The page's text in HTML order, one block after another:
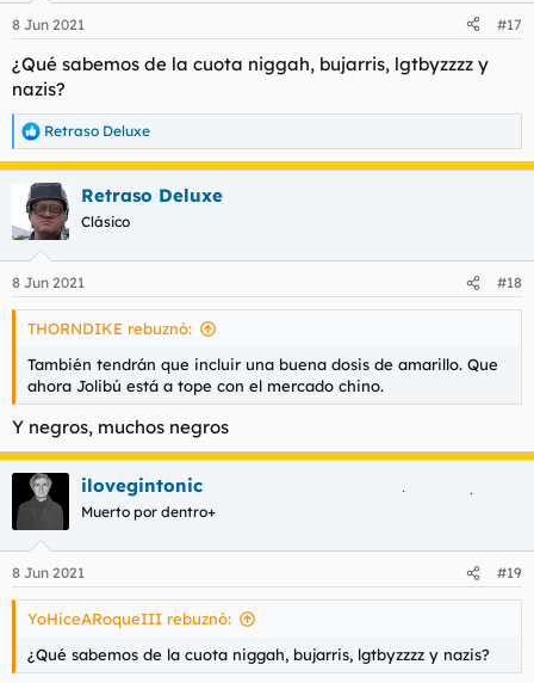
e
:
8 Jun 2021 #17
¿Qué sabemos de la cuota niggah, bujarris, lgtbyzzzz y
nazis?
R
e
a
c
i
e
s
Retraso Deluxe
Retraso Deluxe
Clásico
8 Jun 2021 #18
THORNDIKE rebuznó:
También tendrán que incluir una buena dosis de amarillo. Que
ahora Jolibú está a tope con el mercado chino.
Y negros, muchos negros
ilovegintonic
Muerto por dentro+
8 Jun 2021 #19
YoHiceARoqueIII rebuznó:
¿Qué sabemos de la cuota niggah, bujarris, lgtbyzzzz y nazis?